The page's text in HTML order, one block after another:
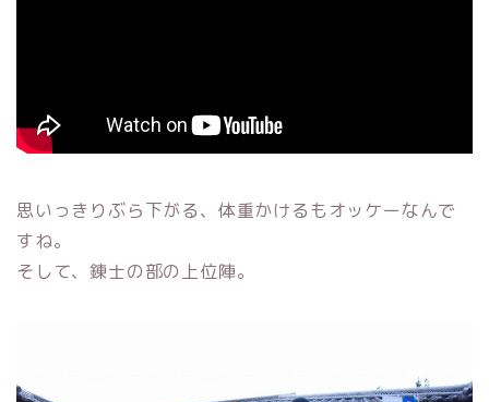
思いっきりぶら下がる、体重かけるもオッケーなんで
すね。
そして、錬士の部の上位陣。